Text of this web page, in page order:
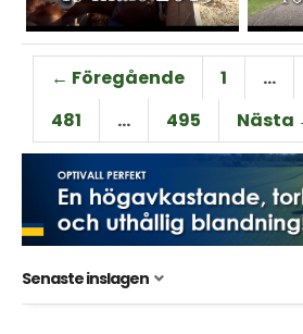
← Föregående 1 …
481
… 495 Nästa
Senaste inslagen